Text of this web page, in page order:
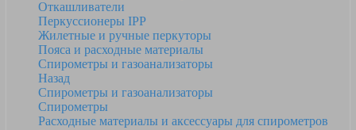
Откашливатели
Перкуссионеры IPP
Жилетные и ручные перкуторы
Пояса и расходные материалы
Спирометры и газоанализаторы
Назад
Спирометры и газоанализаторы
Спирометры
Расходные материалы и аксессуары для спирометров